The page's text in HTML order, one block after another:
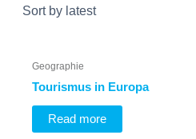
Geographie
Tourismus in Europa
Read more